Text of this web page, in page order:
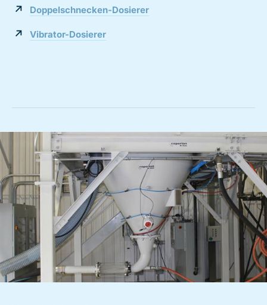
Doppelschnecken-Dosierer
Vibrator-Dosierer